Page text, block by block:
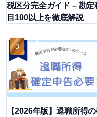
税区分完全ガイド – 勘定
目100以上を徹底解説
【2026年版】退職所得